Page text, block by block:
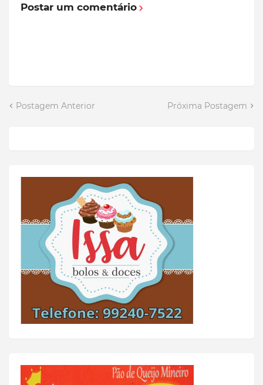
Postar um comentário
Postagem Anterior Próxima Postagem